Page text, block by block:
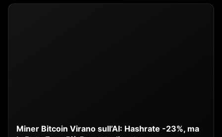
Miner Bitcoin Virano sull’AI: Hashrate -23%, ma